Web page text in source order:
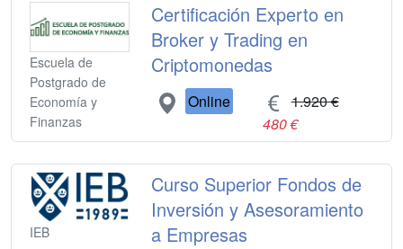
Escuela de
Postgrado de
Economía y
Finanzas
Certificación Experto en
Broker y Trading en
Criptomonedas
Online
1.920 €
480 €
IEB
Curso Superior Fondos de
Inversión y Asesoramiento
a Empresas